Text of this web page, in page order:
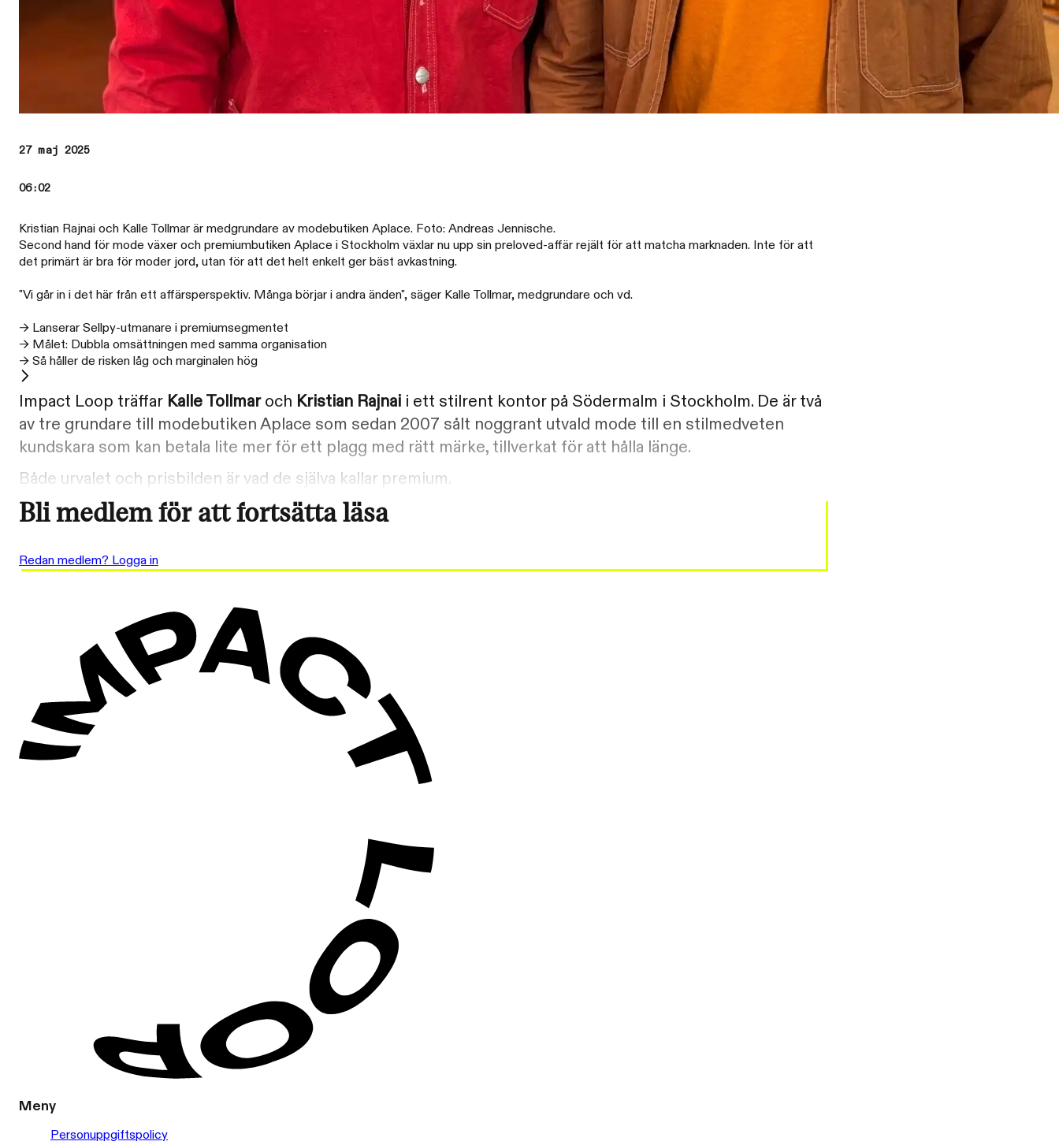
27 maj 2025
06:02
Kristian Rajnai och Kalle Tollmar är medgrundare av modebutiken Aplace. Foto: Andreas Jennische.
Second hand för mode växer och premiumbutiken Aplace i Stockholm växlar nu upp sin preloved-affär rejält för att matcha marknaden. Inte för att
det primärt är bra för moder jord, utan för att det helt enkelt ger bäst avkastning.
"Vi går in i det här från ett affärsperspektiv. Många börjar i andra änden", säger Kalle Tollmar, medgrundare och vd.
→ Lanserar Sellpy-utmanare i premiumsegmentet
→ Målet: Dubbla omsättningen med samma organisation
→ Så håller de risken låg och marginalen hög
Impact Loop träffar Kalle Tollmaroch Kristian Rajnai i ett stilrent kontor på Södermalm i Stockholm. De är två
av tre grundare till modebutiken Aplace som sedan 2007 sålt noggrant utvald mode till en stilmedveten
kundskara som kan betala lite mer för ett plagg med rätt märke, tillverkat för att hålla länge.
Både urvalet och prisbilden är vad de själva kallar premium.
Bli medlem för att fortsätta läsa
Redan medlem? Logga in
Meny
Personuppgiftspolicy